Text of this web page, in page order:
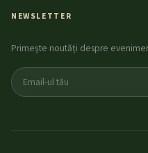
NEWSLETTER
Primește noutăți despre